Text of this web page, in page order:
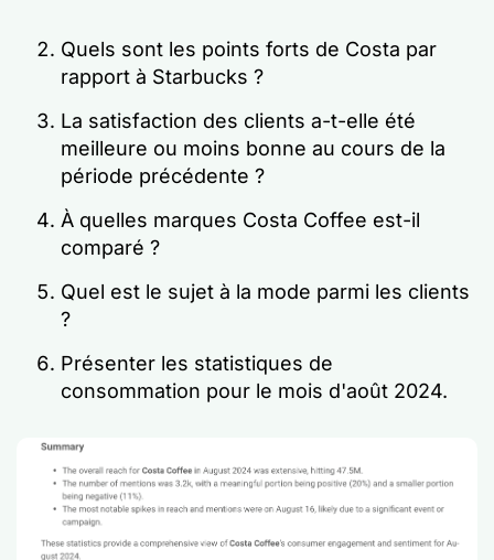
Quels sont les points forts de Costa par
rapport à Starbucks ?
La satisfaction des clients a-t-elle été
meilleure ou moins bonne au cours de la
période précédente ?
À quelles marques Costa Coffee est-il
comparé ?
Quel est le sujet à la mode parmi les clients
?
Présenter les statistiques de
consommation pour le mois d'août 2024.